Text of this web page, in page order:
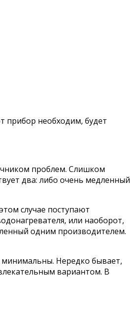
прибор необходим, будет
проблем. Слишком
два: либо очень медленный
случае поступают
или наоборот,
одним производителем.
минимальны. Нередко бывает,
вариантом. В